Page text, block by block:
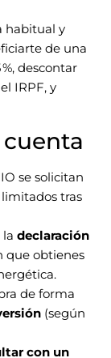
habitual y
de una
descontar
IRPF, y
se solicitan
tras
la declaración
que obtienes
de forma
(según
con un